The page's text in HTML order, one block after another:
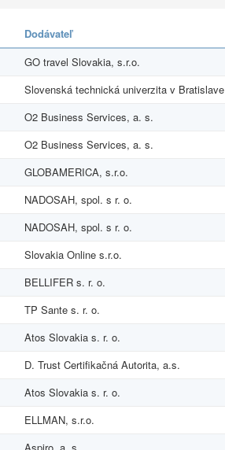
Dodávateľ
GO travel Slovakia, s.r.o.
Slovenská technická univerzita v Bratislave
O2 Business Services, a. s.
O2 Business Services, a. s.
GLOBAMERICA, s.r.o.
NADOSAH, spol. s r. o.
NADOSAH, spol. s r. o.
Slovakia Online s.r.o.
BELLIFER s. r. o.
TP Sante s. r. o.
Atos Slovakia s. r. o.
D. Trust Certifikačná Autorita, a.s.
Atos Slovakia s. r. o.
ELLMAN, s.r.o.
Aspiro, a. s.